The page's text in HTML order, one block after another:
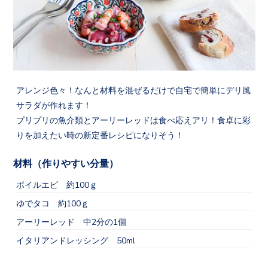
アレンジ色々！なんと材料を混ぜるだけで自宅で簡単にデリ風
サラダが作れます！
プリプリの魚介類とアーリーレッドは食べ応えアリ！食卓に彩
りを加えたい時の新定番レシピになりそう！
材料（作りやすい分量）
ボイルエビ 約100ｇ
ゆでタコ 約100ｇ
アーリーレッド 中2分の1個
イタリアンドレッシング 50ml